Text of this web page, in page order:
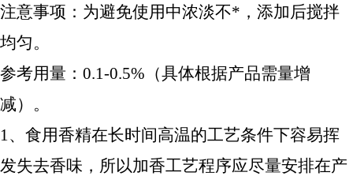
注意事项：为避免使用中浓淡不*，添加后搅拌
均匀。
参考用量：0.1-0.5%（具体根据产品需量增
减）。
1、食用香精在长时间高温的工艺条件下容易挥
发失去香味，所以加香工艺程序应尽量安排在产